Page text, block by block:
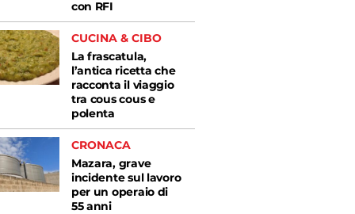
con RFI
CUCINA & CIBO
La frascatula,
l’antica ricetta che
racconta il viaggio
tra cous cous e
polenta
CRONACA
Mazara, grave
incidente sul lavoro
per un operaio di
55 anni